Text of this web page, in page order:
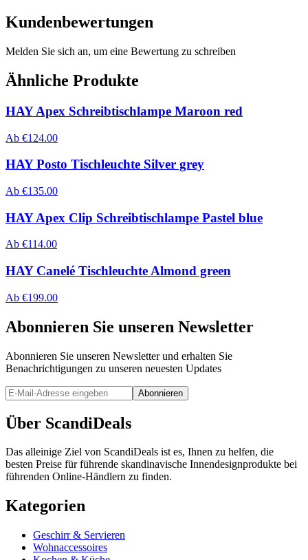
Kundenbewertungen
Melden Sie sich an, um eine Bewertung zu schreiben
Ähnliche Produkte
HAY Apex Schreibtischlampe Maroon red
Ab €124.00
HAY Posto Tischleuchte Silver grey
Ab €135.00
HAY Apex Clip Schreibtischlampe Pastel blue
Ab €114.00
HAY Canelé Tischleuchte Almond green
Ab €199.00
Abonnieren Sie unseren Newsletter
Abonnieren Sie unseren Newsletter und erhalten Sie
Benachrichtigungen zu unseren neuesten Updates
Abonnieren
Über ScandiDeals
Das alleinige Ziel von ScandiDeals ist es, Ihnen zu helfen, die
besten Preise für führende skandinavische Innendesignprodukte bei
führenden Online-Händlern zu finden.
Kategorien
Geschirr & Servieren
Wohnaccessoires